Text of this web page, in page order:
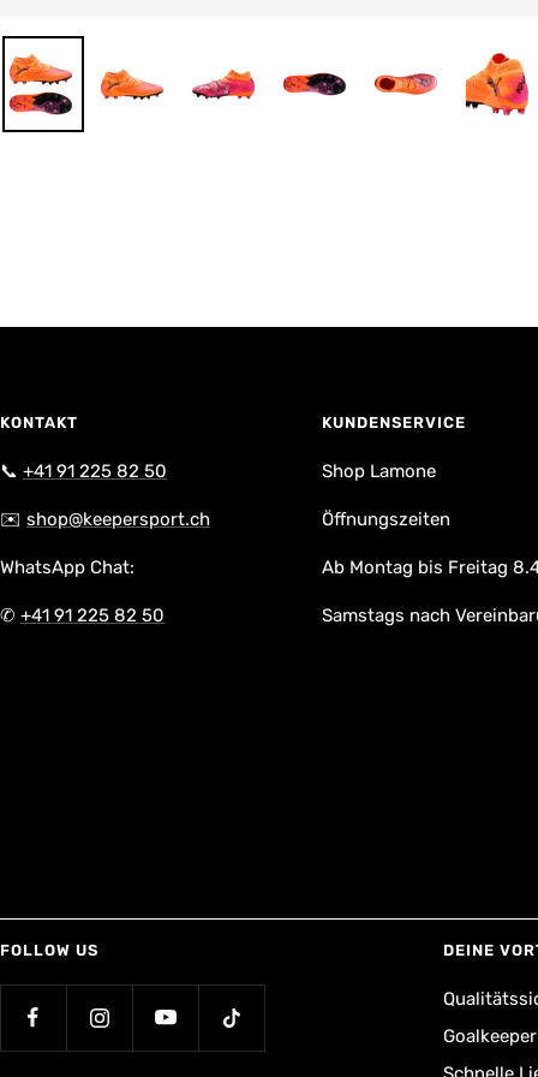
KONTAKT
📞 +41 91 225 82 50
✉️ shop@keepersport.ch
WhatsApp Chat:
✆ +41 91 225 82 50
KUNDENSERVICE
Shop Lamone
Öffnungszeiten
Ab Montag bis Freitag
Samstags nach
FOLLOW US DEINE